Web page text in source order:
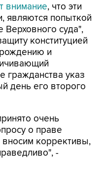
внимание, что эти
являются попыткой
суда",
конституцией
и
гражданства указ
день его второго
очень
о праве
коррективы,
-